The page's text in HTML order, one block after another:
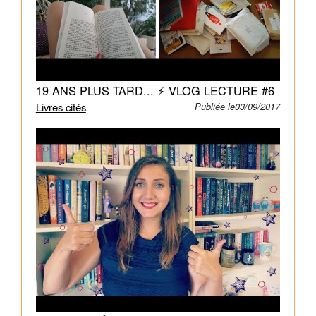
entrer
dans
la
Université
de
Yale.
Natasha
vient
de
la
Jamaïque.
Sa
famille,
immigrée
illégalement
aux
19 ANS PLUS TARD... ⚡ VLOG LECTURE #6
Livres cités Publiée le03/09/2017